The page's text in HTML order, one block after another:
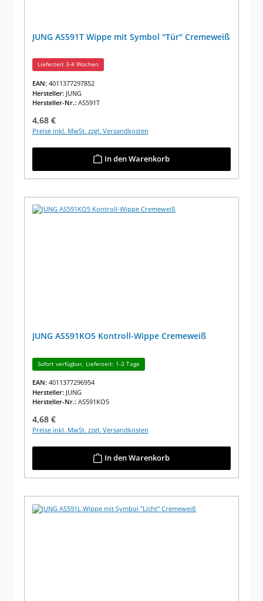
JUNG AS591T Wippe mit Symbol "Tür" Cremeweiß
Lieferzeit 3-4 Wochen
EAN: 4011377297852
Hersteller: JUNG
Hersteller-Nr.: AS591T
Regulärer Preis:
4,68 €
Preise inkl. MwSt. zzgl. Versandkosten
In den Warenkorb
JUNG AS591KO5 Kontroll-Wippe Cremeweiß
Sofort verfügbar, Lieferzeit: 1-3 Tage
EAN: 4011377296954
Hersteller: JUNG
Hersteller-Nr.: AS591KO5
Regulärer Preis:
4,68 €
Preise inkl. MwSt. zzgl. Versandkosten
In den Warenkorb